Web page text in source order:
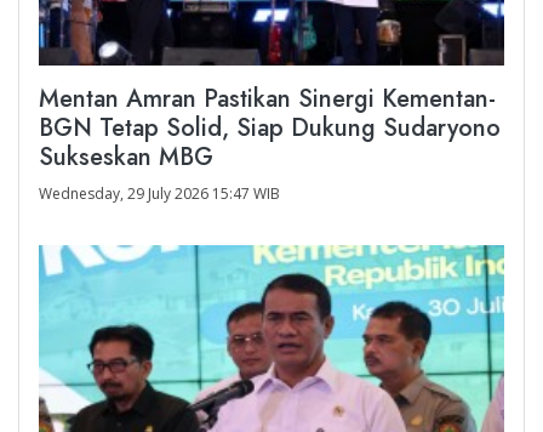
Mentan Amran Pastikan Sinergi Kementan-
BGN Tetap Solid, Siap Dukung Sudaryono
Sukseskan MBG
Wednesday, 29 July 2026 15:47 WIB